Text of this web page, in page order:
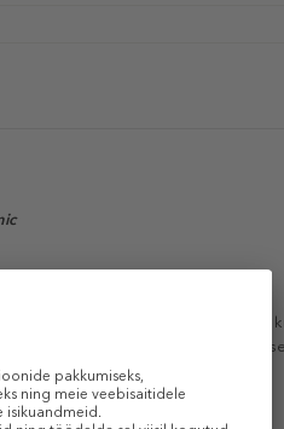
Sobib nii juuste stiliseerimiseks
Samuti kaitseb see juukseid